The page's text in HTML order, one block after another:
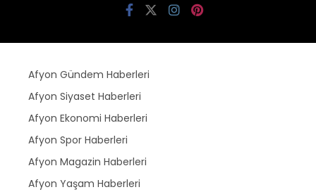
Afyon Gündem Haberleri
Afyon Siyaset Haberleri
Afyon Ekonomi Haberleri
Afyon Spor Haberleri
Afyon Magazin Haberleri
Afyon Yaşam Haberleri